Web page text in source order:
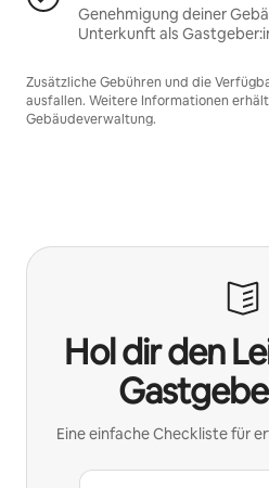
Genehmigung deiner
Unterkunft als
Zusätzliche Gebühren und die
ausfallen. Weitere Informationen
Gebäudeverwaltung.
Hol dir den
Eine einfache Checkliste für